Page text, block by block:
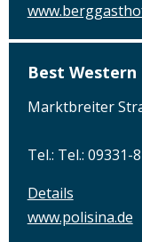
Best
Marktbreiter
Tel.: Tel.: 09331-
Details
www.polisina.de